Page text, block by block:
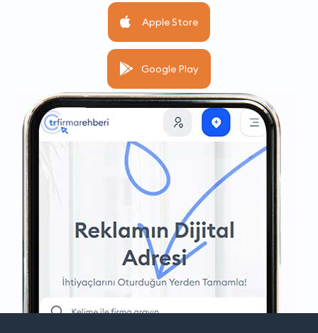
Apple Store
Google Play